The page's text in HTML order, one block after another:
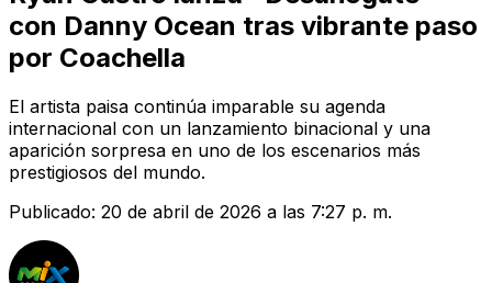
con Danny Ocean tras vibrante paso
por Coachella
El artista paisa continúa imparable su agenda
internacional con un lanzamiento binacional y una
aparición sorpresa en uno de los escenarios más
prestigiosos del mundo.
Publicado: 20 de abril de 2026 a las 7:27 p. m.